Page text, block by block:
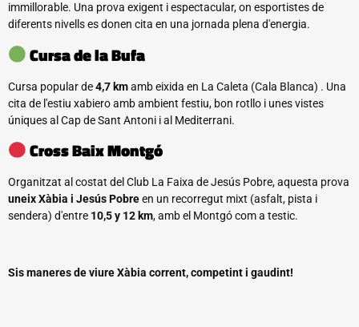
immillorable. Una prova exigent i espectacular, on esportistes de
diferents nivells es donen cita en una jornada plena d'energia.
Cursa de la Bufa
Cursa popular de4,7 kmamb eixida en La Caleta (Cala Blanca) . Una
cita de l'estiu xabiero amb ambient festiu, bon rotllo i unes vistes
úniques al Cap de Sant Antoni i al Mediterrani.
Cross Baix Montgó
Organitzat al costat del Club La Faixa de Jesús Pobre, aquesta prova
uneix Xàbia i Jesús Pobreen un recorregut mixt (asfalt, pista i
sendera) d'entre 10,5 y 12 km, amb el Montgó com a testic.
Sis maneres de viure Xàbia corrent, competint i gaudint!